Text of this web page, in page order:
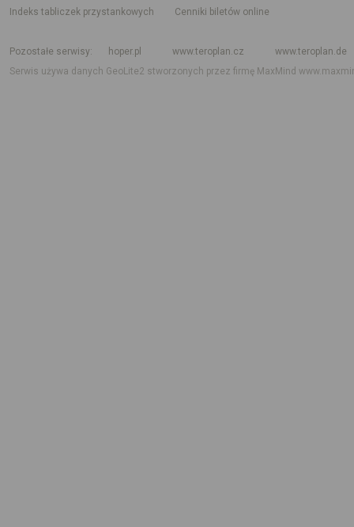
indeks tabliczek przystankowych
Cenniki biletów online
Pozostałe serwisy
hoper.pl www.teroplan.cz
www.teroplan.de
Serwis używa danych GeoLite2 stworzonych przez firmę MaxMind